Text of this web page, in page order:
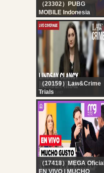
（23302）PUBG
MOBILE Indonesia
[ID] PMWC at EWC 26
Group Stage Day 2 |
GROUP A | PUBG
MOBILE WORLD CUP
at 2026 ESPORTS
WORLD CUP
（20159）Law&Crime
Trials
LIVE: Lindsay Clancy
Murder Trial — MA v.
Lindsay Clancy — Day
（17418）MEGA Oficial
EN VIVO | MUCHO